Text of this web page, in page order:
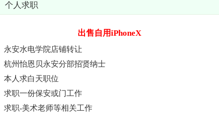
个人求职
出售自用iPhoneX
永安水电学院店铺转让
杭州怡恩贝永安分部招贤纳士
本人求白天职位
求职一份保安或门工作
求职-美术老师等相关工作